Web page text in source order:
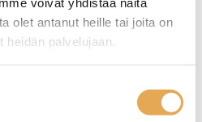
olet antanut heille tai joita on
heidän palvelujaan.
astiaan.
teräksestä.